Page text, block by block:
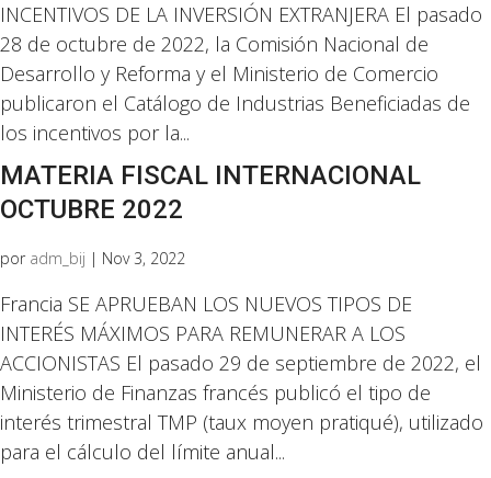
INCENTIVOS DE LA INVERSIÓN EXTRANJERA El pasado
28 de octubre de 2022, la Comisión Nacional de
Desarrollo y Reforma y el Ministerio de Comercio
publicaron el Catálogo de Industrias Beneficiadas de
los incentivos por la...
MATERIA FISCAL INTERNACIONAL
OCTUBRE 2022
por adm_bij | Nov 3, 2022
Francia SE APRUEBAN LOS NUEVOS TIPOS DE
INTERÉS MÁXIMOS PARA REMUNERAR A LOS
ACCIONISTAS El pasado 29 de septiembre de 2022, el
Ministerio de Finanzas francés publicó el tipo de
interés trimestral TMP (taux moyen pratiqué), utilizado
para el cálculo del límite anual...